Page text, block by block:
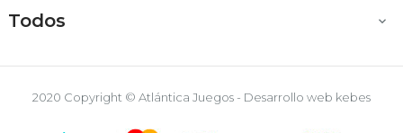
Todos 
2020 Copyright © Atlántica Juegos - Desarrollo web kebes